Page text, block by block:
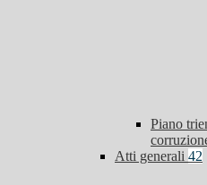
Piano
Atti generali 42